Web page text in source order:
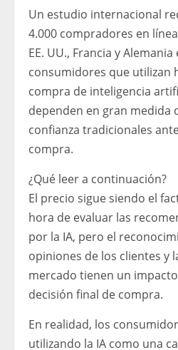
Un estudio internacional
4.000 compradores en
EE. UU., Francia y
consumidores que utilizan
compra de inteligencia
dependen en gran medida
confianza tradicionales
compra.
¿Qué leer a continuación?
El precio sigue siendo el
hora de evaluar las
por la IA, pero el
opiniones de los clientes y
mercado tienen un
decisión final de compra.
En realidad, los
utilizando la IA como una